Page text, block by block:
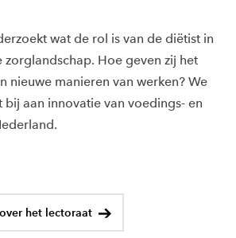
wat de rol is van de diëtist in
zorglandschap. Hoe geven zij het
nieuwe manieren van werken? We
bij aan innovatie van voedings- en
.
het lectoraat